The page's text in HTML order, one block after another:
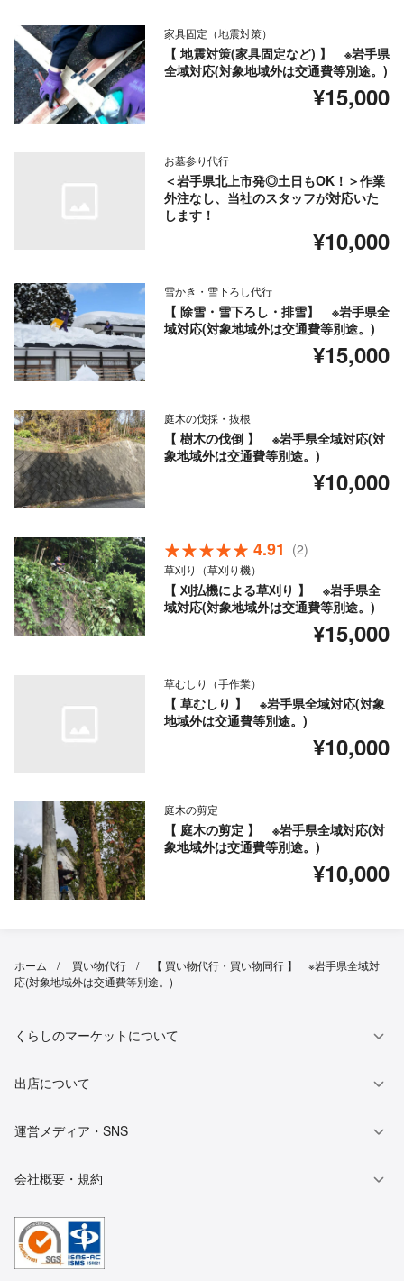
家具固定（地震対策）
【 地震対策(家具固定など) 】 ※岩手県
全域対応(対象地域外は交通費等別途。)
¥15,000
お墓参り代行
＜岩手県北上市発◎土日もOK！＞作業
外注なし、当社のスタッフが対応いた
します！
¥10,000
雪かき・雪下ろし代行
【 除雪・雪下ろし・排雪】 ※岩手県全
域対応(対象地域外は交通費等別途。)
¥15,000
庭木の伐採・抜根
【 樹木の伐倒 】 ※岩手県全域対応(対
象地域外は交通費等別途。)
¥10,000
4.91 (2)
草刈り（草刈り機）
【 刈払機による草刈り 】 ※岩手県全
域対応(対象地域外は交通費等別途。)
¥15,000
草むしり（手作業）
【 草むしり 】 ※岩手県全域対応(対象
地域外は交通費等別途。)
¥10,000
庭木の剪定
【 庭木の剪定 】 ※岩手県全域対応(対
象地域外は交通費等別途。)
¥10,000
ホーム 買い物代行
【 買い物代行・買い物同行 】 ※岩手県全域対
応(対象地域外は交通費等別途。)
くらしのマーケットについて
出店について
運営メディア・SNS
会社概要・規約